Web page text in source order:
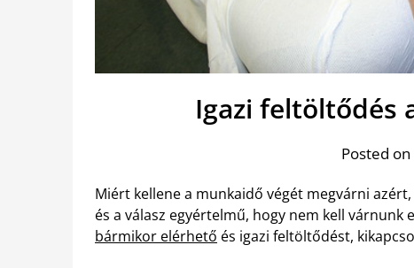
Igazi feltöltődés
Posted
Miért kellene a munkaidő végét megvárni
és a válasz egyértelmű, hogy nem kell várnunk
bármikor elérhető és igazi feltöltődést,